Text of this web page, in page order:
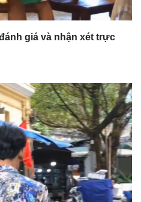
giá và nhận xét trực